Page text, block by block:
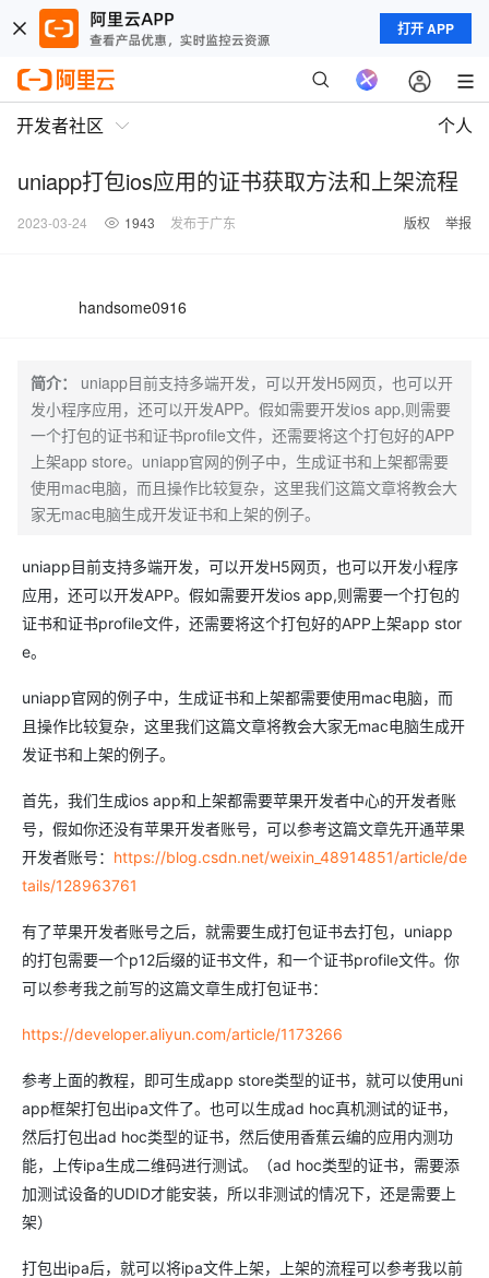
打开 APP
开发者社区 个人
uniapp打包ios应用的证书获取方法和上架流程
2023-03-24 1943 发布于广东 版权 举报
handsome0916
简介：
uniapp目前支持多端开发，可以开发H5网页，也可以开
发小程序应用，还可以开发APP。假如需要开发ios app,则需要
一个打包的证书和证书profile文件，还需要将这个打包好的APP
上架app store。uniapp官网的例子中，生成证书和上架都需要
使用mac电脑，而且操作比较复杂，这里我们这篇文章将教会大
家无mac电脑生成开发证书和上架的例子。
uniapp目前支持多端开发，可以开发H5网页，也可以开发小程序
应用，还可以开发APP。假如需要开发ios app,则需要一个打包的
证书和证书profile文件，还需要将这个打包好的APP上架app stor
e。
uniapp官网的例子中，生成证书和上架都需要使用mac电脑，而
且操作比较复杂，这里我们这篇文章将教会大家无mac电脑生成开
发证书和上架的例子。
首先，我们生成ios app和上架都需要苹果开发者中心的开发者账
号，假如你还没有苹果开发者账号，可以参考这篇文章先开通苹果
开发者账号： https://blog.csdn.net/weixin_48914851/article/de
tails/128963761
有了苹果开发者账号之后，就需要生成打包证书去打包，uniapp
的打包需要一个p12后缀的证书文件，和一个证书profile文件。你
可以参考我之前写的这篇文章生成打包证书：
https://developer.aliyun.com/article/1173266
参考上面的教程，即可生成app store类型的证书，就可以使用uni
app框架打包出ipa文件了。也可以生成ad hoc真机测试的证书，
然后打包出ad hoc类型的证书，然后使用香蕉云编的应用内测功
能，上传ipa生成二维码进行测试。（ad hoc类型的证书，需要添
加测试设备的UDID才能安装，所以非测试的情况下，还是需要上
架）
打包出ipa后，就可以将ipa文件上架，上架的流程可以参考我以前